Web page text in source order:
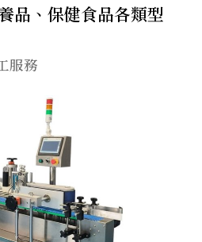
品、保健食品各類型
服務